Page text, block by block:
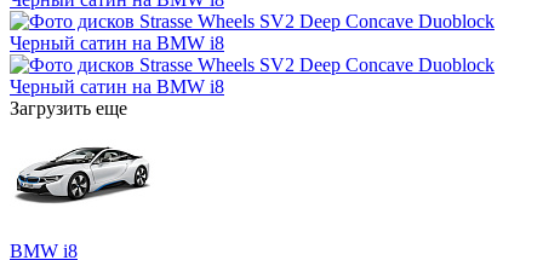
Загрузить еще
BMW i8